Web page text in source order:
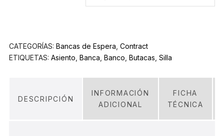
CATEGORÍAS: Bancas de Espera Contract
ETIQUETAS: Asiento Banca Banco Butacas Silla
DESCRIPCIÓN
INFORMACIÓN
ADICIONAL
FICHA
TÉCNICA